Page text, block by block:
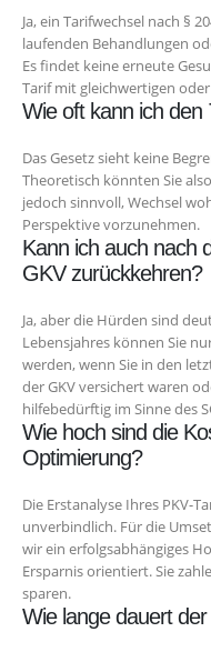
Ja, ein Tarifwechsel nach §
laufenden Behandlungen
Es findet keine erneute
Tarif mit gleichwertigen
Wie oft kann ich den
Das Gesetz sieht keine
Theoretisch könnten Sie
jedoch sinnvoll, Wechsel
Perspektive vorzunehmen.
Kann ich auch nach
GKV zurückkehren?
Ja, aber die Hürden sind
Lebensjahres können Sie
werden, wenn Sie in den
der GKV versichert waren
hilfebedürftig im Sinne des
Wie hoch sind die
Optimierung?
Die Erstanalyse Ihres PKV-
unverbindlich. Für die
wir ein erfolgsabhängiges
Ersparnis orientiert. Sie
sparen.
Wie lange dauert